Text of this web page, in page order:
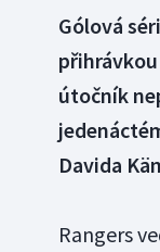
Gólová
útočník
Davida
Rangers